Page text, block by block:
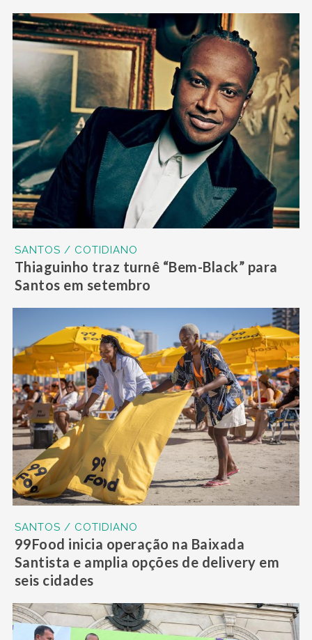
SANTOS / COTIDIANO
Thiaguinho traz turnê “Bem-Black” para
Santos em setembro
SANTOS / COTIDIANO
99Food inicia operação na Baixada
Santista e amplia opções de delivery em
seis cidades